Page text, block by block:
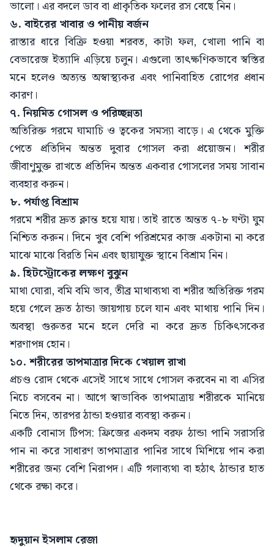
ভালো। এর বদলে ডাব বা প্রাকৃতিক ফলের রস বেছে নিন।
৬. বাইরের খাবার ও পানীয় বর্জন
রাস্তার ধারে বিক্রি হওয়া শরবত, কাটা ফল, খোলা পানি বা
বেভারেজ ইত্যাদি এড়িয়ে চলুন। এগুলো তাৎক্ষণিকভাবে স্বস্তির
মনে হলেও অত্যন্ত অস্বাস্থ্যকর এবং পানিবাহিত রোগের প্রধান
কারণ।
৭. নিয়মিত গোসল ও পরিচ্ছন্নতা
অতিরিক্ত গরমে ঘামাচি ও ত্বকের সমস্যা বাড়ে। এ থেকে মুক্তি
পেতে প্রতিদিন অন্তত দুবার গোসল করা প্রয়োজন। শরীর
জীবাণুমুক্ত রাখতে প্রতিদিন অন্তত একবার গোসলের সময় সাবান
ব্যবহার করুন।
৮. পর্যাপ্ত বিশ্রাম
গরমে শরীর দ্রুত ক্লান্ত হয়ে যায়। তাই রাতে অন্তত ৭-৮ ঘণ্টা ঘুম
নিশ্চিত করুন। দিনে খুব বেশি পরিশ্রমের কাজ একটানা না করে
মাঝে মাঝে বিরতি নিন এবং ছায়াযুক্ত স্থানে বিশ্রাম নিন।
৯. হিটস্ট্রোকের লক্ষণ বুঝুন
মাথা ঘোরা, বমি বমি ভাব, তীব্র মাথাব্যথা বা শরীর অতিরিক্ত গরম
হয়ে গেলে দ্রুত ঠান্ডা জায়গায় চলে যান এবং মাথায় পানি দিন।
অবস্থা গুরুতর মনে হলে দেরি না করে দ্রুত চিকিৎসকের
শরণাপন্ন হোন।
১০. শরীরের তাপমাত্রার দিকে খেয়াল রাখা
প্রচণ্ড রোদ থেকে এসেই সাথে সাথে গোসল করবেন না বা এসির
নিচে বসবেন না। আগে স্বাভাবিক তাপমাত্রায় শরীরকে মানিয়ে
নিতে দিন, তারপর ঠান্ডা হওয়ার ব্যবস্থা করুন।
একটি বোনাস টিপস: ফ্রিজের একদম বরফ ঠান্ডা পানি সরাসরি
পান না করে সাধারণ তাপমাত্রার পানির সাথে মিশিয়ে পান করা
শরীরের জন্য বেশি নিরাপদ। এটি গলাব্যথা বা হঠাৎ ঠান্ডার হাত
থেকে রক্ষা করে।
হৃদুয়ান ইসলাম রেজা